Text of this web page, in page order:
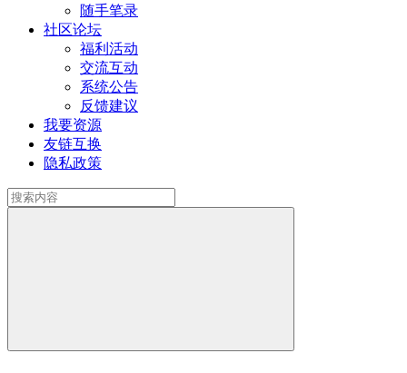
随手笔录
社区论坛
福利活动
交流互动
系统公告
反馈建议
我要资源
友链互换
隐私政策